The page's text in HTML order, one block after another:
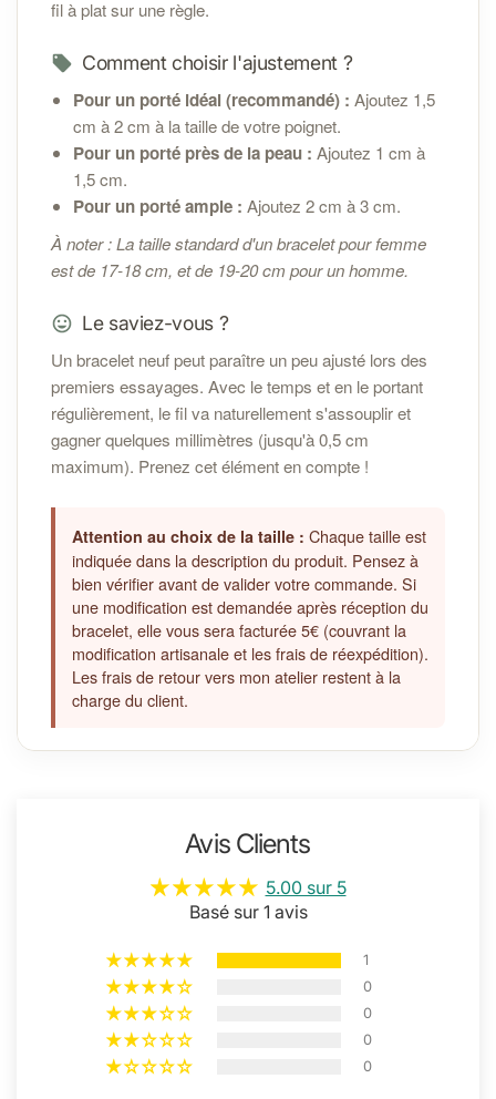
fil à plat sur une règle.
Comment choisir l'ajustement ?
Pour un porté idéal (recommandé) : Ajoutez 1,5
cm à 2 cm à la taille de votre poignet.
Pour un porté près de la peau : Ajoutez 1 cm à
1,5 cm.
Pour un porté ample : Ajoutez 2 cm à 3 cm.
À noter : La taille standard d'un bracelet pour femme
est de 17-18 cm, et de 19-20 cm pour un homme.
Le saviez-vous ?
Un bracelet neuf peut paraître un peu ajusté lors des
premiers essayages. Avec le temps et en le portant
régulièrement, le fil va naturellement s'assouplir et
gagner quelques millimètres (jusqu'à 0,5 cm
maximum). Prenez cet élément en compte !
Attention au choix de la taille : Chaque taille est
indiquée dans la description du produit. Pensez à
bien vérifier avant de valider votre commande. Si
une modification est demandée après réception du
bracelet, elle vous sera facturée 5€ (couvrant la
modification artisanale et les frais de réexpédition).
Les frais de retour vers mon atelier restent à la
charge du client.
Avis Clients
5.00 sur 5
Basé sur 1 avis
1
0
0
0
0